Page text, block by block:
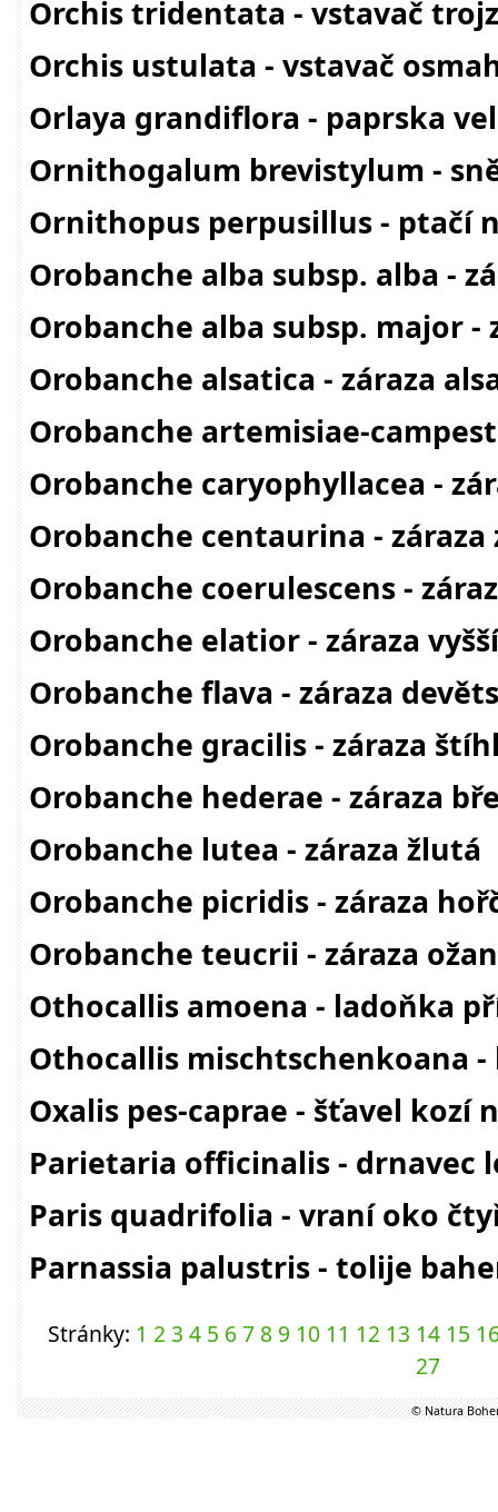
Orchis tridentata - vstavač
Orchis ustulata - vstavač
Orlaya grandiflora - paprska
Ornithogalum brevistylum -
Ornithopus perpusillus - ptačí
Orobanche alba subsp. alba -
Orobanche alba subsp. major -
Orobanche alsatica - záraza
Orobanche artemisiae-
Orobanche caryophyllacea -
Orobanche centaurina - záraza
Orobanche coerulescens -
Orobanche elatior - záraza vyšší
Orobanche flava - záraza
Orobanche gracilis - záraza
Orobanche hederae - záraza
Orobanche lutea - záraza žlutá
Orobanche picridis - záraza
Orobanche teucrii - záraza
Othocallis amoena - ladoňka
Othocallis mischtschenkoana
Oxalis pes-caprae - šťavel kozí
Parietaria officinalis - drnavec
Paris quadrifolia - vraní oko
Parnassia palustris - tolije
Stránky: 1 2 3 4 5 6 7 8 9 10 11 12 13 14 15
27
© Natura